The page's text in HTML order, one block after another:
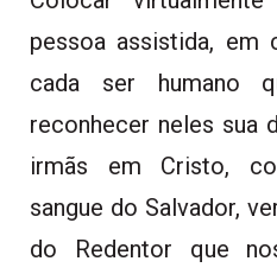
pessoa assistida, em
cada ser humano
reconhecer neles sua
irmãs em Cristo,
sangue do Salvador,
do Redentor que